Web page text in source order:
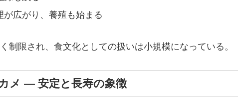
が広がり、養殖も始まる
制限され、食文化としての扱いは小規模になっている。
メ ― 安定と長寿の象徴